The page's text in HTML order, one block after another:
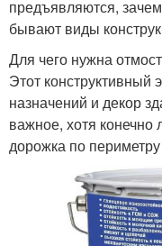
предъявляются,
бывают виды
Для чего нужна
Этот конструктивный
назначений и декор
важное, хотя конечно
дорожка по